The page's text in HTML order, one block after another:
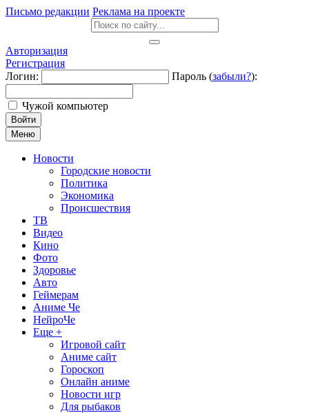
Письмо редакции Реклама на проекте
Авторизация
Регистрация
Логин:
Пароль (забыли?):
Чужой компьютер
Войти
Меню
Новости
Городские новости
Политика
Экономика
Происшествия
ТВ
Видео
Кино
Фото
Здоровье
Авто
Геймерам
Аниме Че
НейроЧе
Еще +
Игровой сайт
Аниме сайт
Гороскоп
Онлайн аниме
Новости игр
Для рыбаков